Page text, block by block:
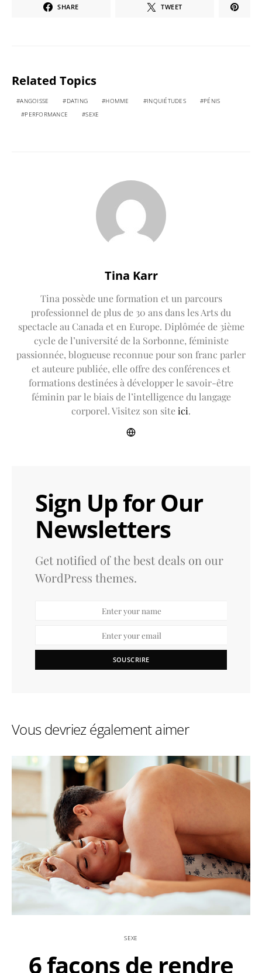
SHARE TWEET
Related Topics
ANGOISSE DATING HOMME INQUIÉTUDES
PÉNIS
PERFORMANCE
SEXE
Tina Karr
Tina possède une formation et un parcours
professionnel de plus de 30 ans dans les Arts du
spectacle au Canada et en Europe. Diplômée de 3ième
cycle de l’université de la Sorbonne, féministe
passionnée, blogueuse reconnue pour son franc parler
et auteure publiée, elle offre des conférences et
formations destinées à développer le savoir-être
féminin par le biais de l’intelligence du langage
corporel. Visitez son siteici.
Sign Up for Our
Newsletters
Get notified of the best deals on our
WordPress themes.
SOUSCRIRE
Vous devriez également aimer
SEXE
6 façons de rendre